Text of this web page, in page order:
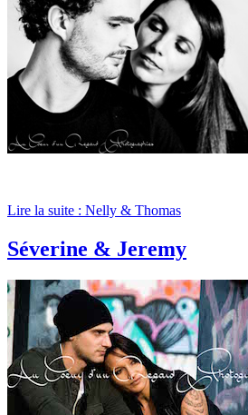
Lire la suite : Nelly & Thomas
Séverine & Jeremy